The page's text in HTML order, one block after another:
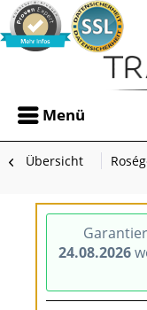
Menü
Übersicht
24.08.2026